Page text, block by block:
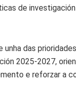
de
das
2025-2027,
e reforzar a